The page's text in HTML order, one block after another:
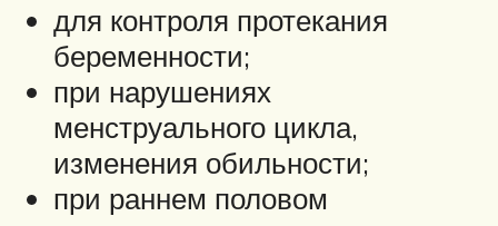
для контроля протекания
беременности;
при нарушениях
менструального цикла,
изменения обильности;
при раннем половом